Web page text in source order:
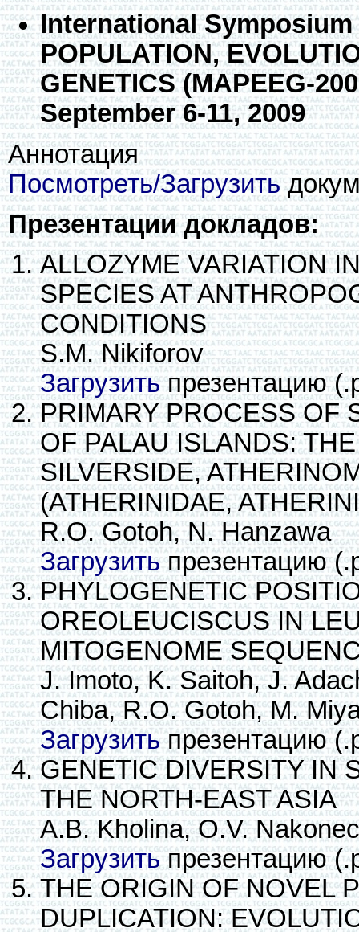
International Symposium
POPULATION,
GENETICS (MAPEEG-
September 6-11, 2009
Аннотация
Посмотреть/Загрузить
Презентации докладов:
ALLOZYME VARIATION
SPECIES AT
CONDITIONS
S.M. Nikiforov
Загрузитьпрезентацию
PRIMARY PROCESS OF
OF PALAU ISLANDS:
SILVERSIDE,
(ATHERINIDAE,
R.O. Gotoh, N. Hanzawa
Загрузитьпрезентацию
PHYLOGENETIC
OREOLEUCISCUS IN
MITOGENOME
J. Imoto, K. Saitoh, J.
Chiba, R.O. Gotoh, M.
Загрузитьпрезентацию
GENETIC DIVERSITY IN
THE NORTH-EAST ASIA
A.B. Kholina, O.V.
Загрузитьпрезентацию
THE ORIGIN OF NOVEL
DUPLICATION: